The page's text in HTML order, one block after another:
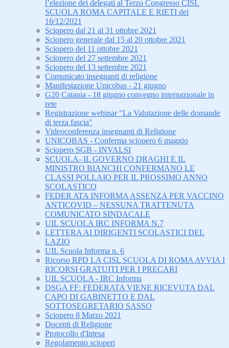
l’elezione dei delegati al Terzo Congresso CISL
SCUOLA ROMA CAPITALE E RIETI del
16/12/2021
Sciopero dal 21 al 31 ottobre 2021
Sciopero generale dal 15 al 20 ottobre 2021
Sciopero del 11 ottobre 2021
Sciopero del 27 settembre 2021
Sciopero del 13 settembre 2021
Comunicato insegnanti di religione
Manifestazione Unicobas - 21 giugno
G20 Catania - 18 giugno convegno internazionale in
rete
Registrazione webinar "La Valutazione delle domande
di terza fascia"
Videoconferenza insegnanti di Religione
UNICOBAS - Conferma sciopero 6 maggio
Sciopero SGB - INVALSI
SCUOLA- IL GOVERNO DRAGHI E IL
MINISTRO BIANCHI CONFERMANO LE
CLASSI POLLAIO PER IL PROSSIMO ANNO
SCOLASTICO
FEDER ATA INFORMA ASSENZA PER VACCINO
ANTICOVID – NESSUNA TRATTENUTA
COMUNICATO SINDACALE
UIL SCUOLA IRC INFORMA N.7
LETTERA AI DIRIGENTI SCOLASTICI DEL
LAZIO
UIL Scuola Informa n. 6
Ricorso RPD LA CISL SCUOLA DI ROMA AVVIA I
RICORSI GRATUITI PER I PRECARI
UIL SCUOLA - IRC Informa
DSGA FF: FEDERATA VIENE RICEVUTA DAL
CAPO DI GABINETTO E DAL
SOTTOSEGRETARIO SASSO
Sciopero 8 Marzo 2021
Docenti di Religione
Protocollo d'Intesa
Regolamento scioperi